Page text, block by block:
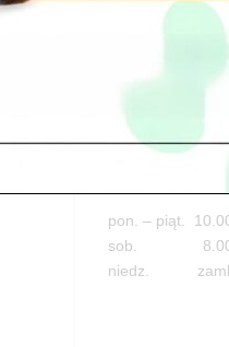
05-100 Nowy
tel. 503 900 215
pon. – piąt.
sob. 8.00 –
niedz.